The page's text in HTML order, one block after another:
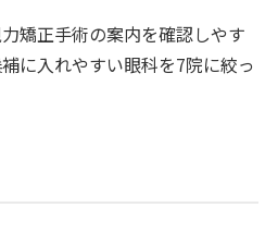
矯正手術の案内を確認しやす
に入れやすい眼科を7院に絞っ